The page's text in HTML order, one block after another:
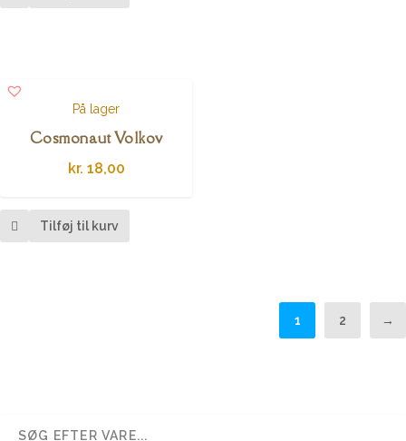
På lager
Cosmonaut Volkov
kr. 18,00
Tilføj til kurv
1 2 →